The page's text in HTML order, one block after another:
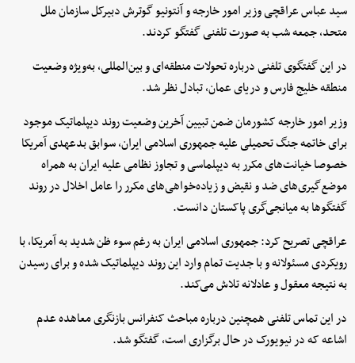
سید عباس عراقچی وزیر امور خارجه و آنتونیو گوترش دبیرکل سازمان ملل
متحد، جمعه شب به صورت تلفنی گفتگو کردند.
در این گفتگوی تلفنی درباره تحولات منطقه‌ای و بین‌المللی، به‌ویژه وضعیت
منطقه خلیج فارس و دریای عمان، تبادل نظر شد.
وزیر امور خارجه کشورمان ضمن تبیین آخرین وضعیت روند دیپلماتیک موجود
برای خاتمه جنگ تحمیلی علیه جمهوری اسلامی ایران، سوابق بدعهدی آمریکا
خصوصا خیانت‌های مکرر به دیپلماسی و تجاوز نظامی علیه ایران به همراه
موضع‌گیری‌های ضد و نقیض و زیاده‌خواهی‌های مکرر را عامل اخلال در روند
گفتگوها به میانجی‌گری پاکستان دانست.
عراقچی تصریح کرد: جمهوری اسلامی ایران به رغم سوء ظن شدید به آمریکا، با
رویکردی مسئولانه و با جدیت تمام وارد این روند دیپلماتیک شده و برای رسیدن
به نتیجه معقول و عادلانه تلاش می‌کند.
در این تماس تلفنی همچنین درباره مباحث کنفرانس بازنگری معاهده عدم
اشاعه که در نیویورک در حال برگزاری است، گفتگو شد.